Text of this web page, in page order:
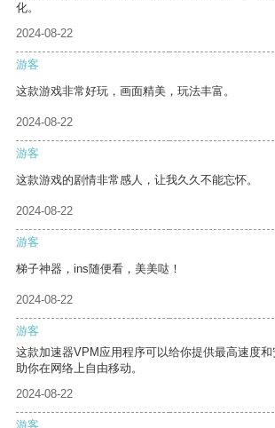
化。
2024-08-22
游客
这款游戏非常好玩，画面精美，玩法丰富。
2024-08-22
游客
这款游戏的剧情非常感人，让我久久不能忘怀。
2024-08-22
游客
梯子神器，ins随便看，美美哒！
2024-08-22
游客
这款加速器VPM应用程序可以给你提供最高速度
助你在网络上自由移动。
2024-08-22
游客